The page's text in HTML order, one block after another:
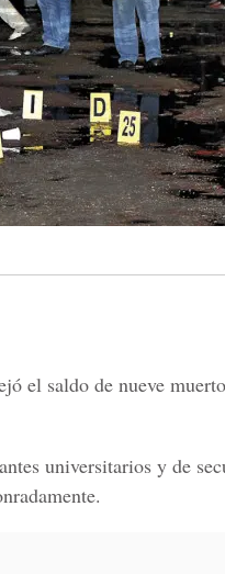
el saldo de nueve
universitarios y de